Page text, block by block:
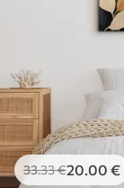
33.33€20.00 €